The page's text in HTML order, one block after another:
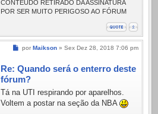
CONTEÚDO RETIRADO DA ASSINATURA
POR SER MUITO PERIGOSO AO FÓRUM
Mensagem
por Maikson » Sex Dez 28, 2018 7:06 pm
Re: Quando será o enterro deste
fórum?
Tá na UTI respirando por aparelhos.
Voltem a postar na seção da NBA